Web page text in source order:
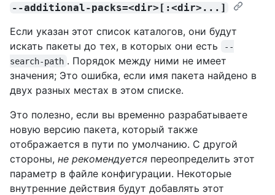
--additional-packs=<dir>[:<dir>...]
Если указан этот список каталогов, они будут
искать пакеты до тех, в которых они есть
--
search-path . Порядок между ними не имеет
значения; Это ошибка, если имя пакета найдено в
двух разных местах в этом списке.
Это полезно, если вы временно разрабатываете
новую версию пакета, который также
отображается в пути по умолчанию. С другой
стороны, не рекомендуется переопределить этот
параметр в файле конфигурации. Некоторые
внутренние действия будут добавлять этот